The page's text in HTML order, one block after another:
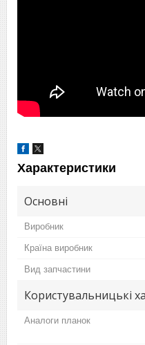
Характеристики
Основні
Виробник
Країна виробник
Вид запчастини
Користувальницькі
Аналоги планок